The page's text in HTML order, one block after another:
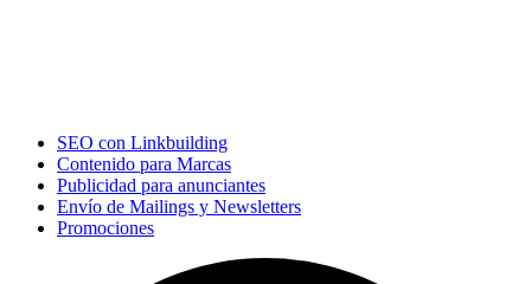
SEO con Linkbuilding
Contenido para Marcas
Publicidad para anunciantes
Envío de Mailings y Newsletters
Promociones